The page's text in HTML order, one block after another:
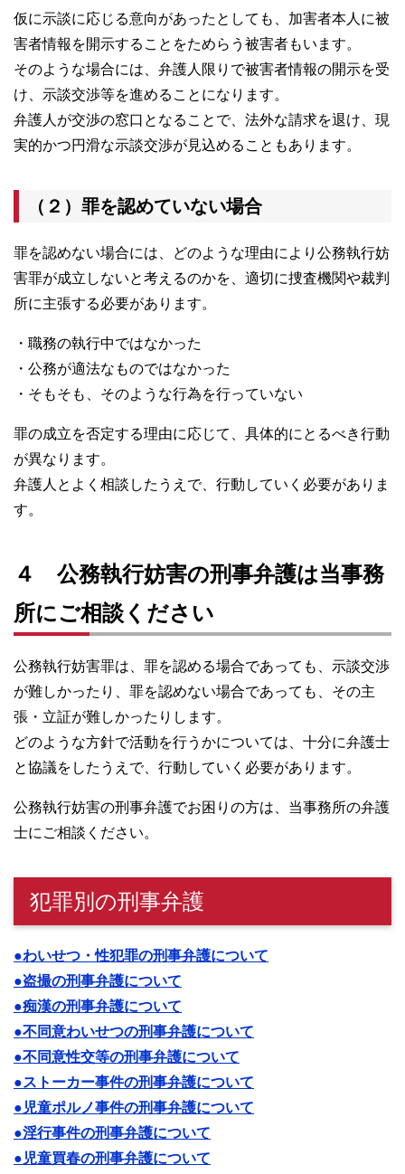
仮に示談に応じる意向があったとしても、加害者本人に被
害者情報を開示することをためらう被害者もいます。
そのような場合には、弁護人限りで被害者情報の開示を受
け、示談交渉等を進めることになります。
弁護人が交渉の窓口となることで、法外な請求を退け、現
実的かつ円滑な示談交渉が見込めることもあります。
（２）罪を認めていない場合
罪を認めない場合には、どのような理由により公務執行妨
害罪が成立しないと考えるのかを、適切に捜査機関や裁判
所に主張する必要があります。
・職務の執行中ではなかった
・公務が適法なものではなかった
・そもそも、そのような行為を行っていない
罪の成立を否定する理由に応じて、具体的にとるべき行動
が異なります。
弁護人とよく相談したうえで、行動していく必要がありま
す。
４ 公務執行妨害の刑事弁護は当事務
所にご相談ください
公務執行妨害罪は、罪を認める場合であっても、示談交渉
が難しかったり、罪を認めない場合であっても、その主
張・立証が難しかったりします。
どのような方針で活動を行うかについては、十分に弁護士
と協議をしたうえで、行動していく必要があります。
公務執行妨害の刑事弁護でお困りの方は、当事務所の弁護
士にご相談ください。
犯罪別の刑事弁護
●わいせつ・性犯罪の刑事弁護について
●盗撮の刑事弁護について
●痴漢の刑事弁護について
●不同意わいせつの刑事弁護について
●不同意性交等の刑事弁護について
●ストーカー事件の刑事弁護について
●児童ポルノ事件の刑事弁護について
●淫行事件の刑事弁護について
●児童買春の刑事弁護について